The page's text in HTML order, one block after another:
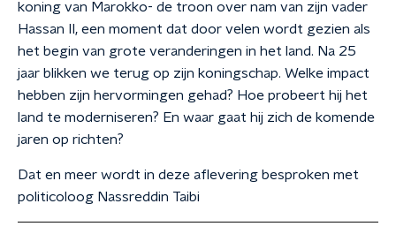
koning van Marokko- de troon over nam van zijn vader
Hassan II, een moment dat door velen wordt gezien als
het begin van grote veranderingen in het land. Na 25
jaar blikken we terug op zijn koningschap. Welke impact
hebben zijn hervormingen gehad? Hoe probeert hij het
land te moderniseren? En waar gaat hij zich de komende
jaren op richten?
Dat en meer wordt in deze aflevering besproken met
politicoloog Nassreddin Taibi